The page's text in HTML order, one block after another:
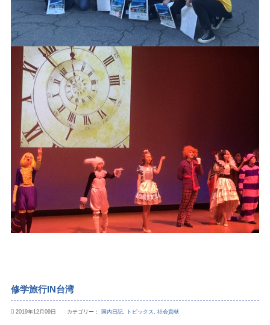
修学旅行IN台湾
2019年12月09日 カテゴリー： 国内日記 トピックス 社会貢献